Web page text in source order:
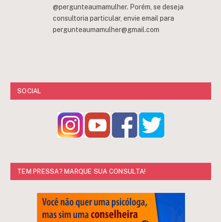
@pergunteaumamulher. Porém, se deseja
consultoria particular, envie email para
pergunteaumamulher@gmail.com
SOCIAL
TEM PRESSA? MARQUE SUA CONSULTA!